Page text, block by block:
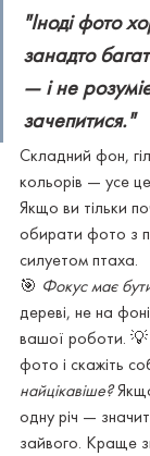
"Іноді фото
занадто
— і не
зачепитися."
Складний фон,
кольорів — усе
Якщо ви тільки
обирати фото з
силуетом птаха.
🎯 Фокус має
дереві, не на
вашої роботи. 💡
фото і скажіть
найцікавіше?
одну річ —
зайвого. Краще